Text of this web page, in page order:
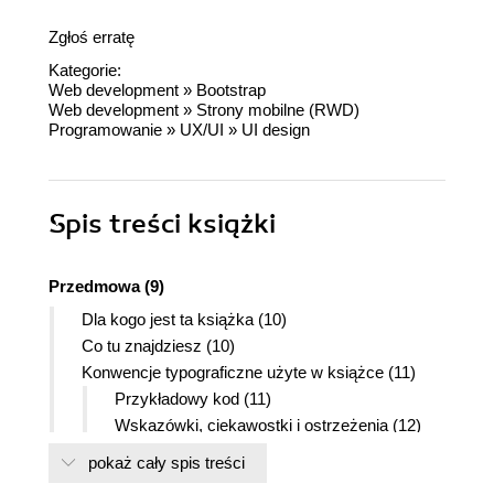
Zgłoś erratę
Kategorie:
Web development » Bootstrap
Web development » Strony mobilne (RWD)
Programowanie » UX/UI » UI design
Spis treści książki
Przedmowa (9)
Dla kogo jest ta książka (10)
Co tu znajdziesz (10)
Konwencje typograficzne użyte w książce (11)
Przykładowy kod (11)
Wskazówki, ciekawostki i ostrzeżenia (12)
Strona internetowa książki (12)
pokaż cały spis treści